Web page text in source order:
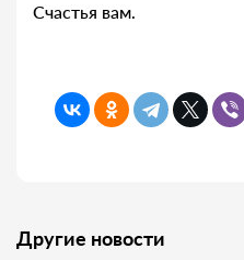
Счастья вам.
Другие новости